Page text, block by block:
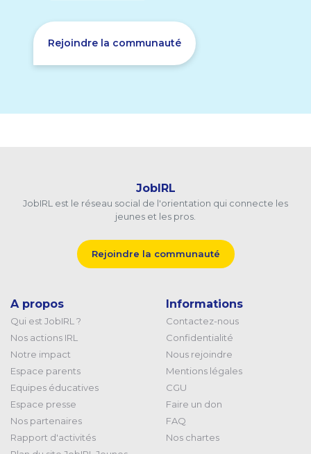
Rejoindre la communauté
JobIRL
JobIRL est le réseau social de l'orientation qui connecte les
jeunes et les pros.
Rejoindre la communauté
A propos
Qui est JobIRL ?
Nos actions IRL
Notre impact
Espace parents
Equipes éducatives
Espace presse
Nos partenaires
Rapport d'activités
Informations
Contactez-nous
Confidentialité
Nous rejoindre
Mentions légales
CGU
Faire un don
FAQ
Nos chartes